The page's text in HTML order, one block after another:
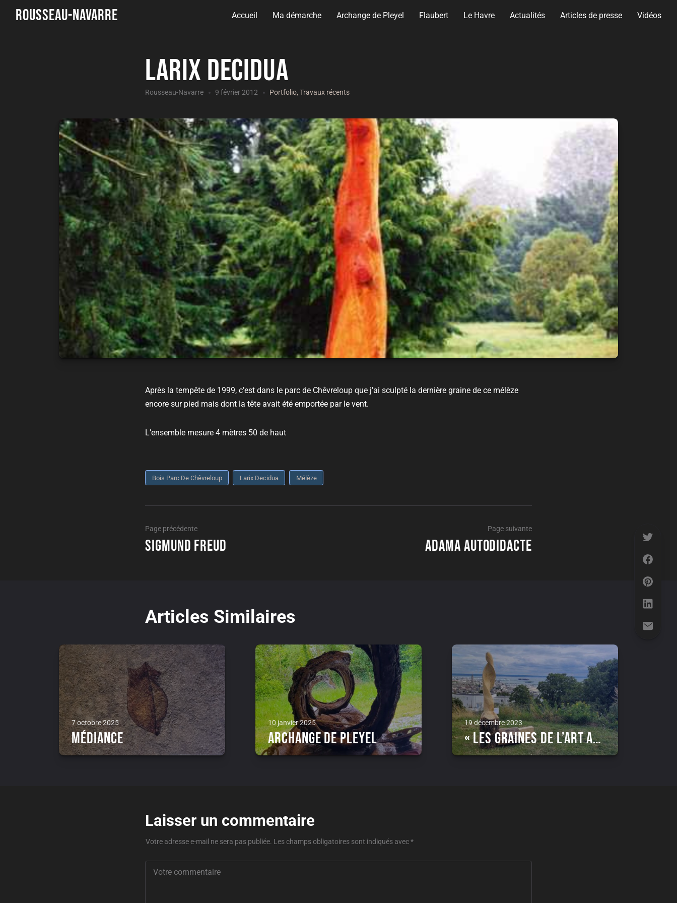
Rousseau-Navarre Accueil Ma démarche Archange de Pleyel Flaubert Le Havre Actualités Articles de presse Vidéos
Larix decidua
Rousseau-Navarre 9 février 2012 Portfolio,Travaux récents
Après la tempête de 1999, c’est dans le parc de Chêvreloup que j’ai sculpté la dernière graine de ce mélèze
encore sur pied mais dont la tête avait été emportée par le vent.
L’ensemble mesure 4 mètres 50 de haut
Bois Parc De Chêvreloup Larix Decidua Mélèze
Navigation
de
Page précédentePage
précédente
Sigmund Freud
Page suivante
Adama autodidacte
Articles Similaires
7 octobre 2025
Médiance
10 janvier 2025
Archange de Pleyel
19 décembre 2023
« Les Graines de l’Art au Havre »
Laisser un commentaire
Votre adresse e-mail ne sera pas publiée. Les champs obligatoires sont indiqués avec*